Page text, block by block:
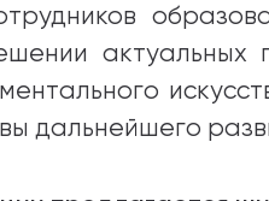
актуальных
дальнейшего